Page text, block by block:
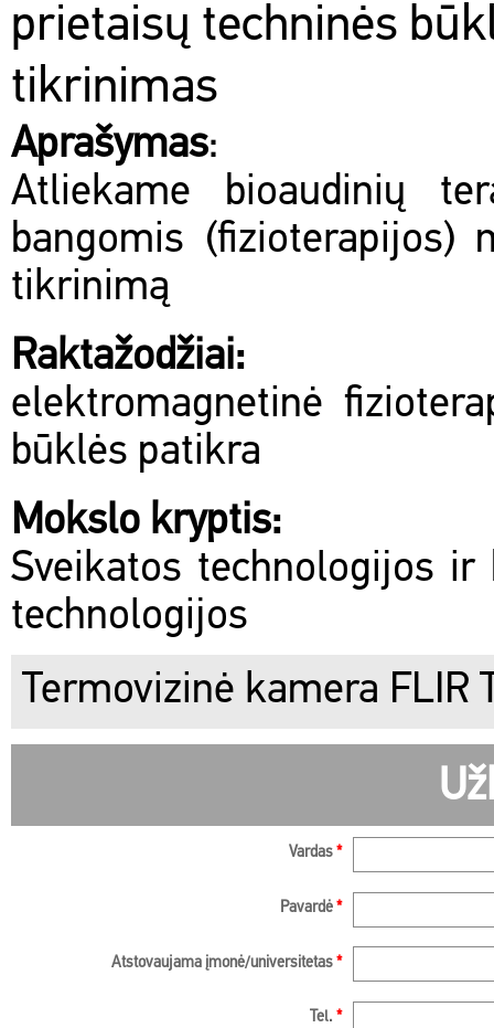
prietaisų techninės
tikrinimas
Aprašymas:
Atliekame bioaudinių
bangomis (fizioterapijos)
tikrinimą
Raktažodžiai:
elektromagnetinė
būklės patikra
Mokslo kryptis:
Sveikatos technologijos
technologijos
Termovizinė kamera FLIR
Vardas *
Pavardė *
Atstovaujama įmonė/universitetas *
Tel. *